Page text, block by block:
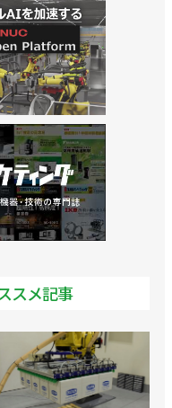
スメ記事